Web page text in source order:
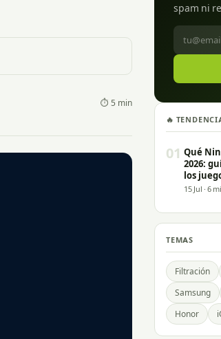
⏱ 5 min
spam ni
🔥
01 Qué
2026:
los
15 Jul · 6
TEMAS
Filtración
Samsung
Honor